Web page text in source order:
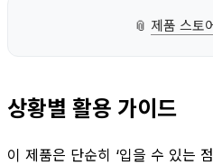
📎 제품 스토
상황별 활용 가이드
이 제품은 단순히 ‘입을 수 있는